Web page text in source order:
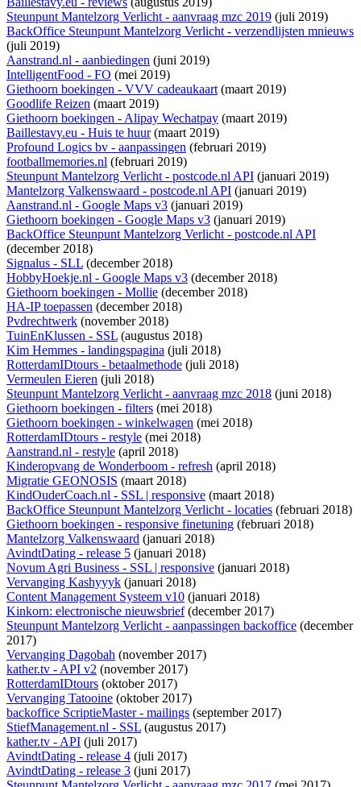
Steunpunt Mantelzorg Verlicht - aanvraag mzc 2019 (juli 2019)
BackOffice Steunpunt Mantelzorg Verlicht - verzendlijsten mnieuws
(juli 2019)
Aanstrand.nl - aanbiedingen (juni 2019)
IntelligentFood - FO (mei 2019)
Giethoorn boekingen - VVV cadeaukaart(maart 2019)
Goodlife Reizen (maart 2019)
Giethoorn boekingen - Alipay Wechatpay (maart 2019)
Baillestavy.eu - Huis te huur(maart 2019)
Profound Logics bv - aanpassingen (februari 2019)
footballmemories.nl (februari 2019)
Steunpunt Mantelzorg Verlicht - postcode.nl API (januari 2019)
Mantelzorg Valkenswaard - postcode.nl API (januari 2019)
Aanstrand.nl - Google Maps v3 (januari 2019)
Giethoorn boekingen - Google Maps v3 (januari 2019)
BackOffice Steunpunt Mantelzorg Verlicht - postcode.nl API
(december 2018)
Signalus - SLL (december 2018)
HobbyHoekje.nl - Google Maps v3 (december 2018)
Giethoorn boekingen - Mollie (december 2018)
HA-IP toepassen (december 2018)
Pvdrechtwerk (november 2018)
TuinEnKlussen - SSL (augustus 2018)
Kim Hemmes - landingspagina (juli 2018)
RotterdamIDtours - betaalmethode (juli 2018)
Vermeulen Eieren (juli 2018)
Steunpunt Mantelzorg Verlicht - aanvraag mzc 2018 (juni 2018)
Giethoorn boekingen - filters (mei 2018)
Giethoorn boekingen - winkelwagen (mei 2018)
RotterdamIDtours - restyle (mei 2018)
Aanstrand.nl - restyle (april 2018)
Kinderopvang de Wonderboom - refresh (april 2018)
Migratie GEONOSIS (maart 2018)
KindOuderCoach.nl - SSL | responsive (maart 2018)
BackOffice Steunpunt Mantelzorg Verlicht - locaties (februari 2018)
Giethoorn boekingen - responsive finetuning (februari 2018)
Mantelzorg Valkenswaard (januari 2018)
AvindtDating - release 5 (januari 2018)
Novum Agri Business - SSL | responsive (januari 2018)
Vervanging Kashyyyk (januari 2018)
Content Management Systeem v10 (januari 2018)
Kinkorn: electronische nieuwsbrief(december 2017)
Steunpunt Mantelzorg Verlicht - aanpassingen backoffice (december
2017)
Vervanging Dagobah (november 2017)
kather.tv - API v2 (november 2017)
RotterdamIDtours (oktober 2017)
Vervanging Tatooine (oktober 2017)
backoffice ScriptieMaster - mailings (september 2017)
StiefManagement.nl - SSL (augustus 2017)
kather.tv - API (juli 2017)
AvindtDating - release 4 (juli 2017)
AvindtDating - release 3 (juni 2017)